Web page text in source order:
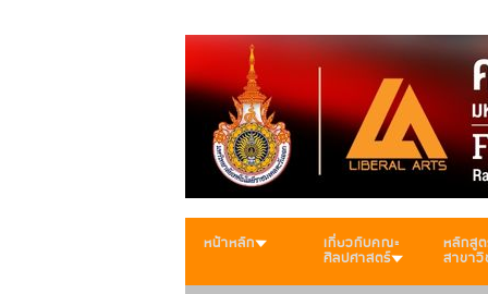
หน้าหลัก เกี่ยวกับคณะ
ศิลปศาสตร์
หลักสูต
สาขา